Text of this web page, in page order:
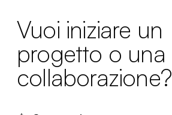
Vuoi iniziare un
progetto o una
collaborazione?